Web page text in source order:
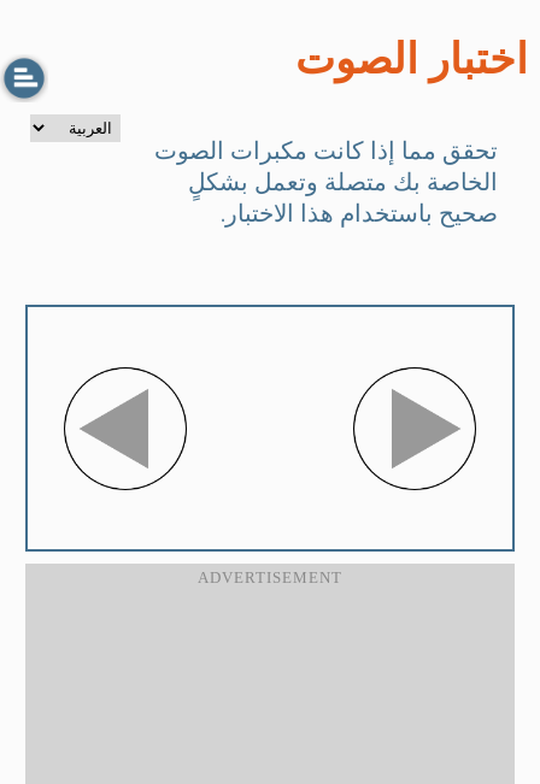
اختبار الصوت
تحقق مما إذا كانت مكبرات الصوت
الخاصة بك متصلة وتعمل بشكلٍ
صحيح باستخدام هذا الاختبار.